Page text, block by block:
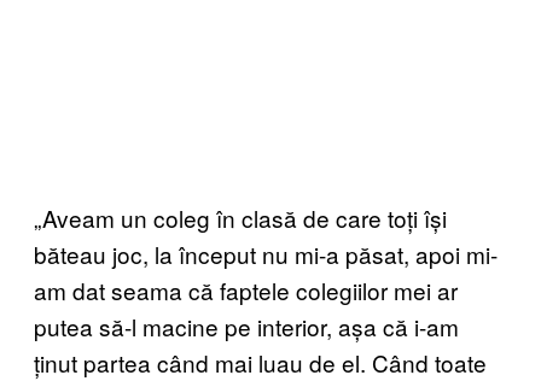
„Aveam un coleg în clasă de care toți își
băteau joc, la început nu mi-a păsat, apoi mi-
am dat seama că faptele colegiilor mei ar
putea să-l macine pe interior, așa că i-am
ținut partea când mai luau de el. Când toate